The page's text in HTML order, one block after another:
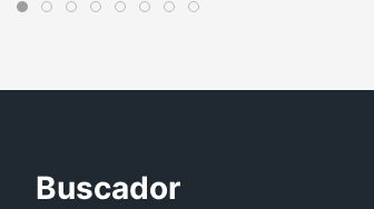
Buscador